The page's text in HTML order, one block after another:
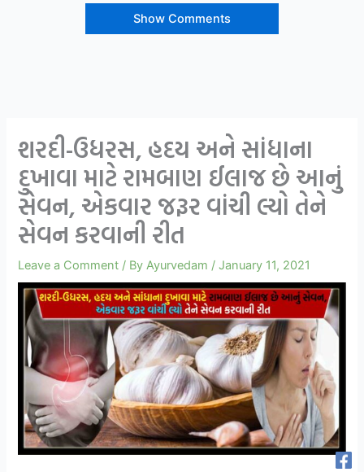
Show Comments
શરદી-ઉધરસ, હદય અને સાંધાના
દુખાવા માટે રામબાણ ઈલાજ છે આનું
સેવન, એકવાર જરૂર વાંચી લ્યો તેને
સેવન કરવાની રીત
Leave a Comment / ByAyurvedam /January 11, 2021